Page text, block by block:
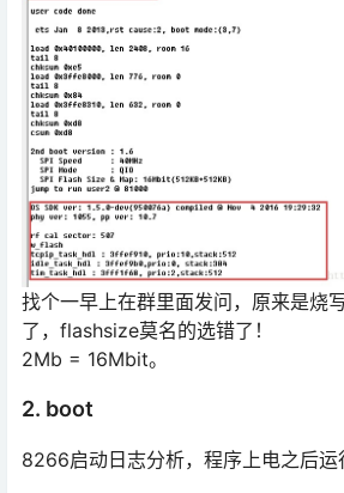
找个一早上在群里面发问，原来是烧
了，flashsize莫名的选错了！
2Mb = 16Mbit。
2. boot
8266启动日志分析，程序上电之后运